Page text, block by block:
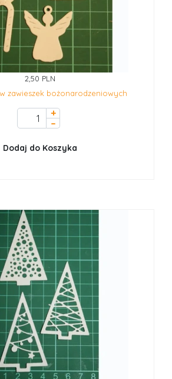
2,50 PLN
zawieszek bożonarodzeniowych
+
–
Dodaj do Koszyka